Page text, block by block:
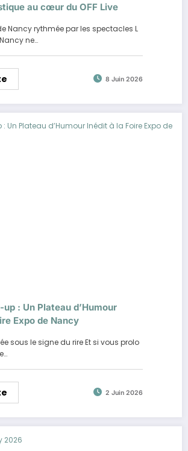
au cœur du OFF Live
Nancy rythmée par les spectacles L
ne…
8 Juin 2026
: Un Plateau d’Humour
Expo de Nancy
sous le signe du rire Et si vous prolo
2 Juin 2026